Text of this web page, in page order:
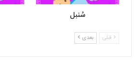
سُنبل
قبلی بعدی